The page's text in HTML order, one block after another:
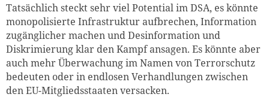
Tatsächlich steckt sehr viel Potential im DSA, es könnte
monopolisierte Infrastruktur aufbrechen, Information
zugänglicher machen und Desinformation und
Diskrimierung klar den Kampf ansagen. Es könnte aber
auch mehr Überwachung im Namen von Terrorschutz
bedeuten oder in endlosen Verhandlungen zwischen
den EU-Mitgliedsstaaten versacken.